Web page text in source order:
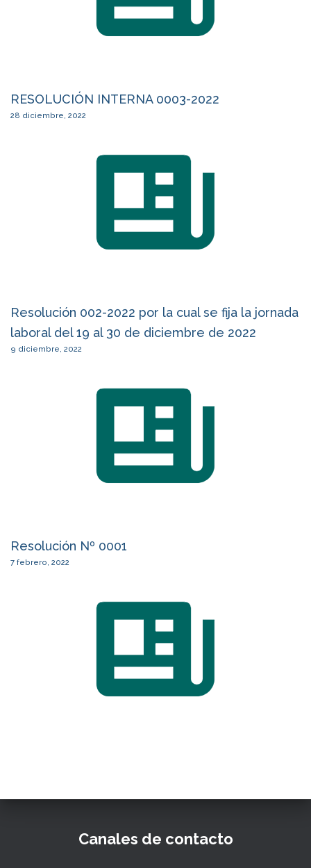
RESOLUCIÓN INTERNA 0003-2022
28 diciembre, 2022
Resolución 002-2022 por la cual se fija la jornada
laboral del 19 al 30 de diciembre de 2022
9 diciembre, 2022
Resolución Nº 0001
7 febrero, 2022
Canales de contacto